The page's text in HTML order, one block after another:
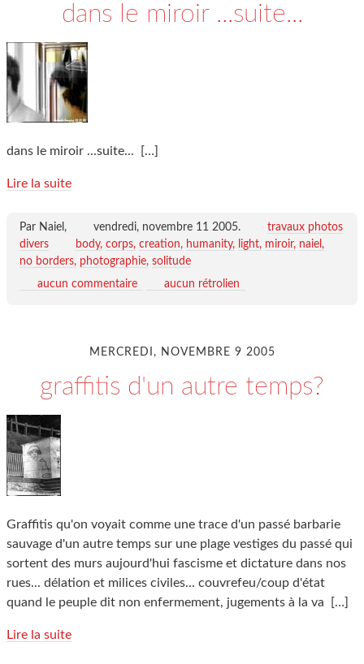
dans le miroir ...suite...
dans le miroir ...suite... […]
Lire la suite
Par Naiel, vendredi, novembre 11 2005.
travaux photos
divers
body corps creation humanity light miroir naiel
no borders photographie solitude
aucun commentaire
aucun rétrolien
MERCREDI, NOVEMBRE 9 2005
graffitis d'un autre temps?
Graffitis qu'on voyait comme une trace d'un passé barbarie
sauvage d'un autre temps sur une plage vestiges du passé qui
sortent des murs aujourd'hui fascisme et dictature dans nos
rues... délation et milices civiles... couvrefeu/coup d'état
quand le peuple dit non enfermement, jugements à la va
[…]
Lire la suite